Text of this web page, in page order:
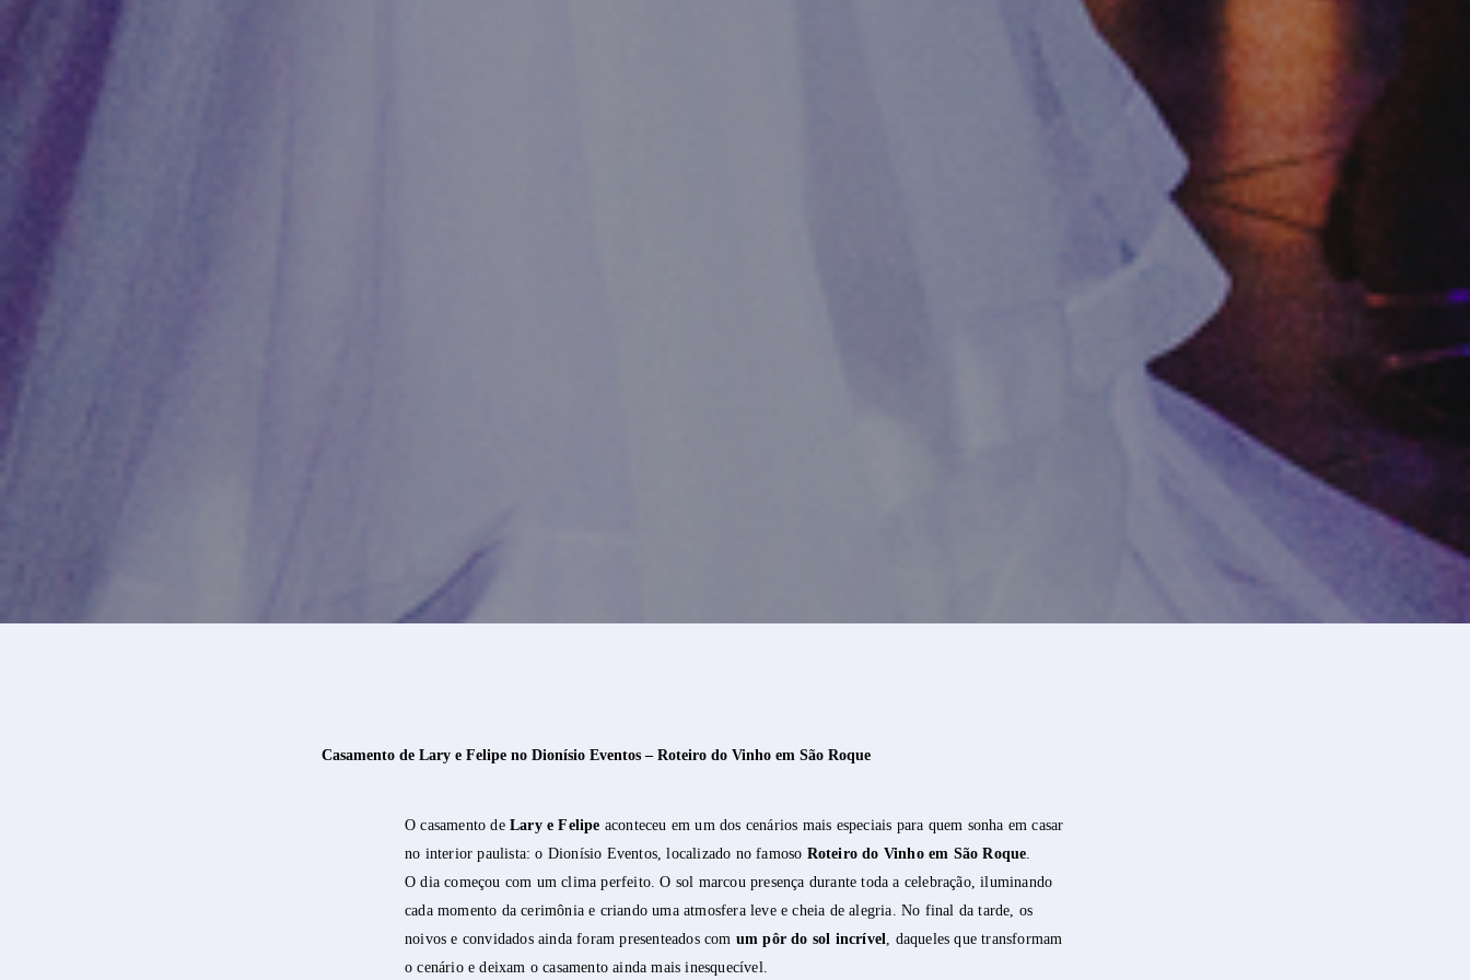
Casamento de Lary e Felipe no Dionísio Eventos – Roteiro do Vinho em São Roque
O casamento de Lary e Felipe aconteceu em um dos cenários mais especiais para quem sonha em casar
no interior paulista: o Dionísio Eventos, localizado no famoso Roteiro do Vinho em São Roque
O dia começou com um clima perfeito. O sol marcou presença durante toda a celebração, iluminando
cada momento da cerimônia e criando uma atmosfera leve e cheia de alegria. No final da tarde, os
noivos e convidados ainda foram presenteados com um pôr do sol incrível , daqueles que transformam
o cenário e deixam o casamento ainda mais inesquecível.